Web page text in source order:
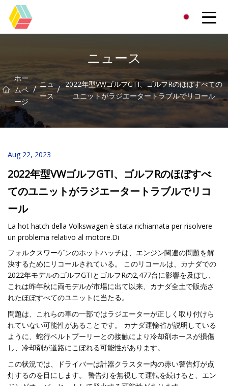
ニュース
ホー
ムペ
ージ
/ ニュ
ース
/ 2022年型VWゴルフGTI、ゴルフRのほぼすべての
ユニットがラジエータートラブルでリコール
Aug 22, 2023
2022年型VWゴルフGTI、ゴルフRのほぼすべ
てのユニットがラジエータートラブルでリコ
ール
La hot hatch della Volkswagen è stata richiamata per risolvere
un problema relativo al motore.Di
フォルクスワーゲンのホットハッチは、エンジン関連の問題を解
決するためにリコールされている。 このリコールは、カナダでの
2022年モデルのゴルフGTIとゴルフRの2,477台に影響を及ぼし、
これは昨年秋に両モデルが市場に出て以来、カナダ全土で販売さ
れたほぼすべてのユニットに当たる。
問題は、これらの車の一部ではラジエーターが正しく取り付けら
れていない可能性があることです。 カナダ運輸省が説明している
ように、蛇行ベルトプーリーとの接触により冷却剤ホースが損傷
し、冷却剤が道路にこぼれる可能性があります。
この状況では、ドライバーは計器クラスター内の赤い警告灯が点
灯するのを目にします。 警告灯を無視して運転を続けると、エン